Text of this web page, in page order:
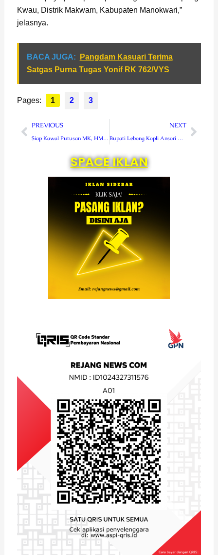
Kwau, Distrik Makwam, Kabupaten Manokwari,”
jelasnya.
BACA JUGA:
Pangdam Kasuari Terima
Satgas Purna Tugas Yonif RK 762/VYS
Pages: 1 2 3
Prev
PREVIOUS
Siap Kawal Putusan MK, HMI Cabang Curup Ajak OKP Se-Rejang Lebong Turun Aksi
NEXT
Bupati Lebong Kopli Ansori Audiensi ke Menteri Kesehatan RI
Next
SPACE IKLAN